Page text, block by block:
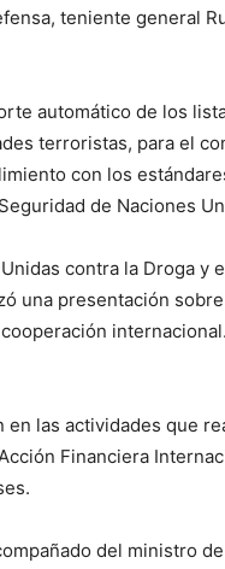
teniente general
automático de los
terroristas, para el
con los
de Naciones
contra la Droga y
una presentación
internacional.
las actividades que
Financiera
del ministro